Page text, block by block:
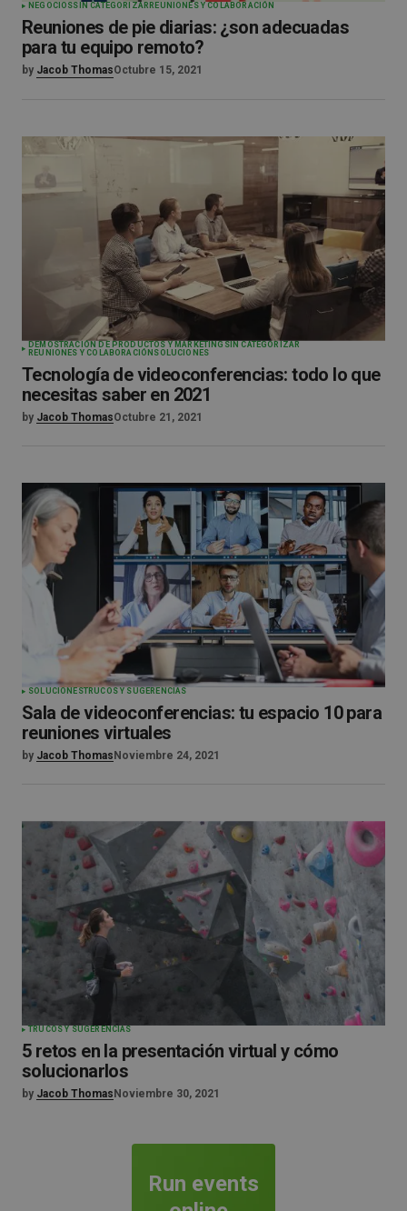
NEGOCIOSSIN CATEGORIZAR REUNIONES Y COLABORACIÓN
Reuniones de pie diarias: ¿son adecuadas
para tu equipo remoto?
by Jacob ThomasOctubre 15, 2021
DEMOSTRACIÓN DE PRODUCTOS Y MARKETING SIN CATEGORIZAR
REUNIONES Y COLABORACIÓN SOLUCIONES
Tecnología de videoconferencias: todo lo que
necesitas saber en 2021
by Jacob ThomasOctubre 21, 2021
SOLUCIONESTRUCOS Y SUGERENCIAS
Sala de videoconferencias: tu espacio 10 para
reuniones virtuales
by Jacob ThomasNoviembre 24, 2021
TRUCOS Y SUGERENCIAS
5 retos en la presentación virtual y cómo
solucionarlos
by Jacob Thomas Noviembre 30, 2021
Run events